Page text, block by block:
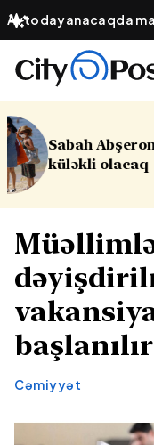
Avtodayanacaqda
kimdir? – Obyekt
hava
başlanılır
Cəmiyyət